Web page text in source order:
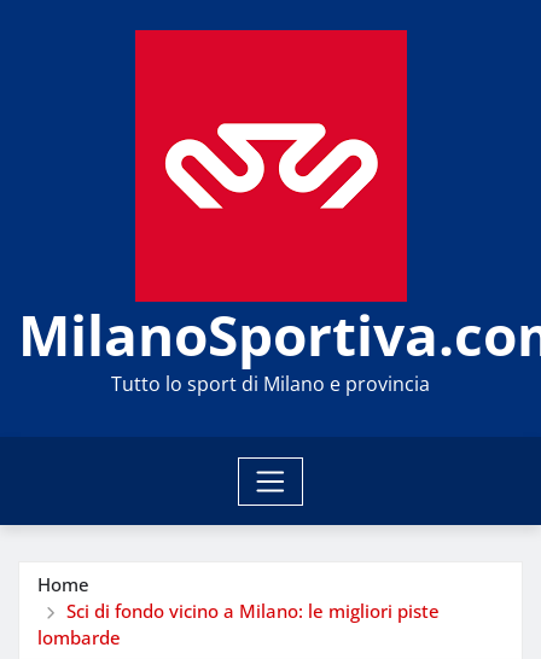
Tutto lo sport di Milano e provincia
Home
Sci di fondo vicino a Milano: le migliori piste
lombarde